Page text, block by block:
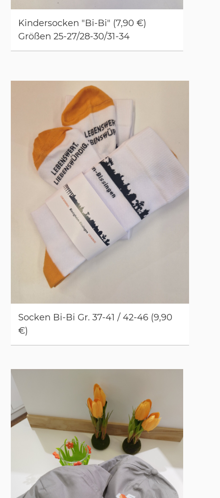
Kin­der­so­cken "Bi-Bi" (7,90 €)
Größen 25-27/​28-30/​31-34
So­cken Bi-Bi Gr. 37-41 / 42-46 (9,90
€)